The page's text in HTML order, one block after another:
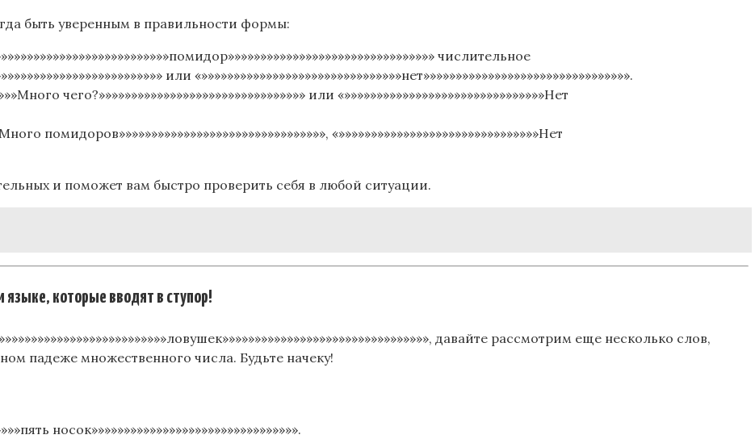
быть уверенным в правильности формы:
числительное
или «»»»»»»»»»»»»»»»»»»»»»»»»»»»»»»»нет»»»»»»»»»»»»»»»»»»»»»»»»»»»»»»»».
чего?»»»»»»»»»»»»»»»»»»»»»»»»»»»»»»»» или «»»»»»»»»»»»»»»»»»»»»»»»»»»»»»»»Нет
помидоров»»»»»»»»»»»»»»»»»»»»»»»»»»»»»»»», «»»»»»»»»»»»»»»»»»»»»»»»»»»»»»»»Нет
и поможет вам быстро проверить себя в любой ситуации.
которые вводят в ступор!
давайте рассмотрим еще несколько слов,
падеже множественного числа. Будьте начеку!
носок»»»»»»»»»»»»»»»»»»»»»»»»»»»»»»»».